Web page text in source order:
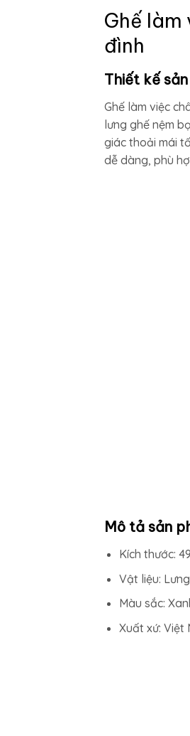
Ghế
đình
Thiết kế
Ghế làm việc
lưng ghế nệm
giác thoải mái
dễ dàng, phù
Mô tả sản
Kích thước:
Vật liệu:
Màu sắc:
Xuất xứ: Việt